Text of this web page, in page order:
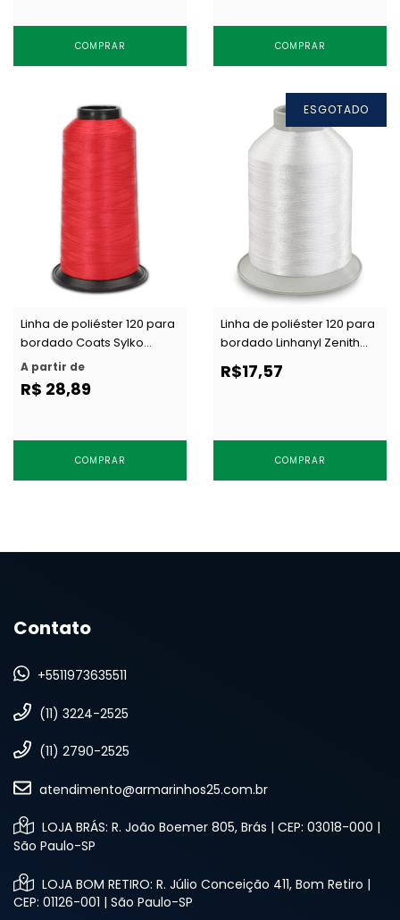
COMPRAR COMPRAR
Linha de poliéster 120 para
bordado Coats Sylko
cores c/ 4000 m
A partir de
R$ 28,89
COMPRAR
ESGOTADO
Linha de poliéster 120 para
bordado Linhanyl Zenith
natural c/ 4000 m
R$17,57
COMPRAR
Contato
+5511973635511
(11) 3224-2525
(11) 2790-2525
atendimento@armarinhos25.com.br
LOJA BRÁS: R. João Boemer 805, Brás | CEP: 03018-000 |
São Paulo-SP
LOJA BOM RETIRO: R. Júlio Conceição 411, Bom Retiro |
CEP: 01126-001 | São Paulo-SP